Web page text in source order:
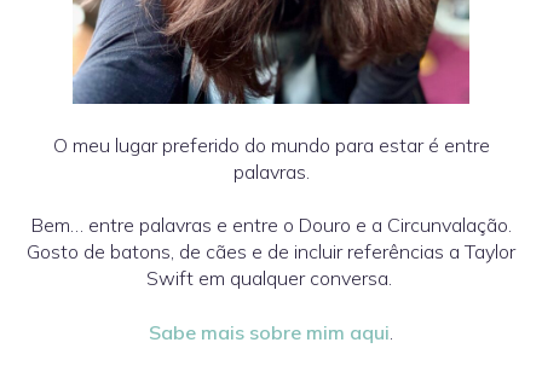
O meu lugar preferido do mundo para estar é entre
palavras.
Bem… entre palavras e entre o Douro e a Circunvalação.
Gosto de batons, de cães e de incluir referências a Taylor
Swift em qualquer conversa.
Sabe mais sobre mim aqui.